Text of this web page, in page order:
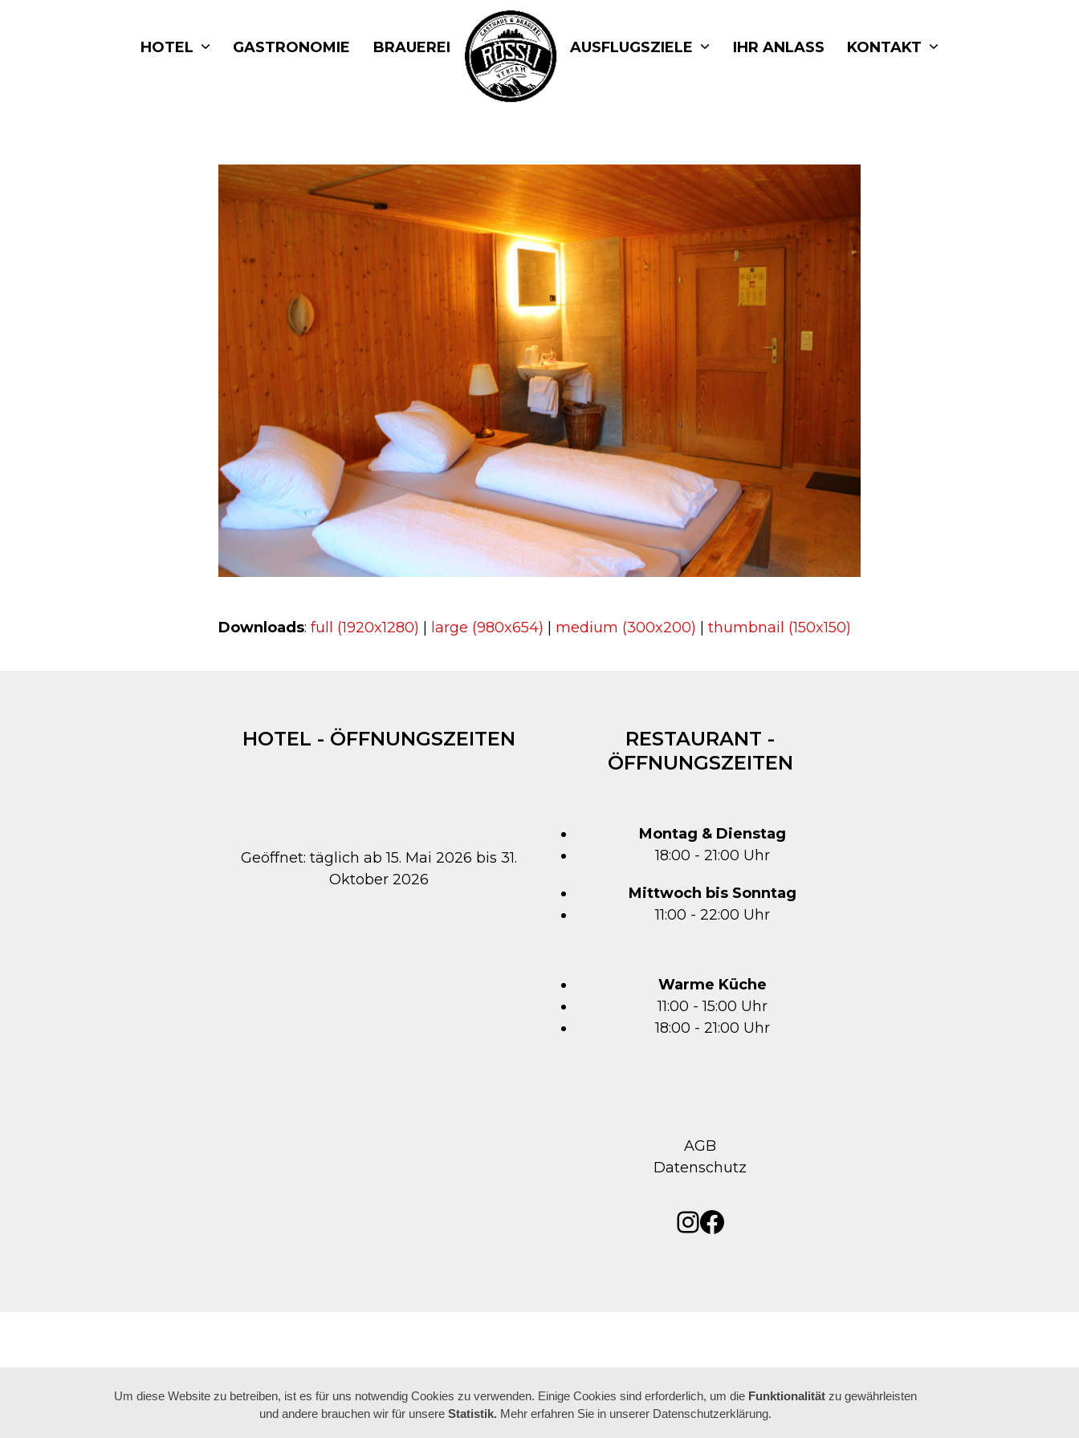
HOTEL GASTRONOMIE BRAUEREI AUSFLUGSZIELE IHR ANLASS KONTAKT
Downloads: full (1920x1280) | large (980x654) | medium (300x200) | thumbnail (150x150)
HOTEL - ÖFFNUNGSZEITEN
Geöffnet: täglich ab 15. Mai 2026 bis 31.
Oktober 2026
RESTAURANT -
ÖFFNUNGSZEITEN
Montag & Dienstag
18:00 - 21:00 Uhr
Mittwoch bis Sonntag
11:00 - 22:00 Uhr
Warme Küche
11:00 - 15:00 Uhr
18:00 - 21:00 Uhr
AGB
Datenschutz
Instagram
Facebook
Um diese Website zu betreiben, ist es für uns notwendig Cookies zu verwenden. Einige Cookies sind erforderlich, um die Funktionalitätzu gewährleisten
und andere brauchen wir für unsere Statistik. Mehr erfahren Sie in unserer Datenschutzerklärung.